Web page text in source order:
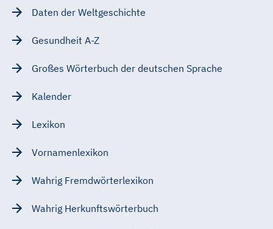
Daten der Weltgeschichte
Gesundheit A-Z
Großes Wörterbuch der deutschen Sprache
Kalender
Lexikon
Vornamenlexikon
Wahrig Fremdwörterlexikon
Wahrig Herkunftswörterbuch